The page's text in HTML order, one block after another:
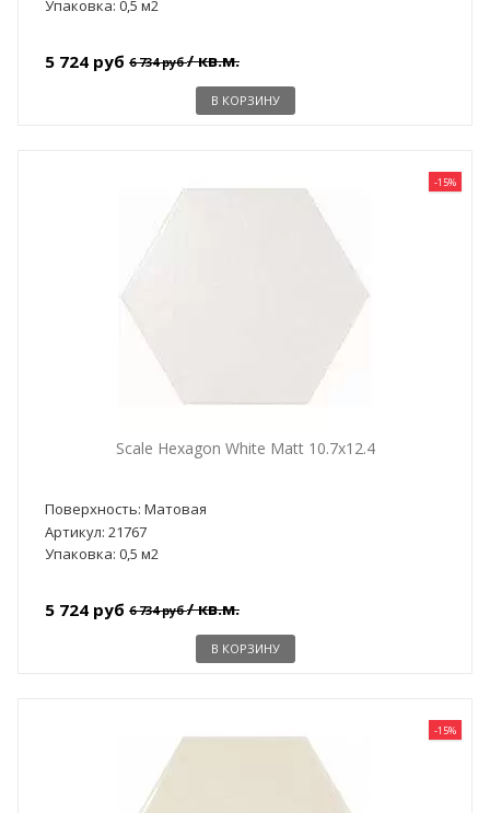
Упаковка: 0,5 м2
5 724 руб 6 734 руб/ кв.м.
В КОРЗИНУ
-15%
Scale Hexagon White Matt 10.7x12.4
Поверхность: Матовая
Артикул: 21767
Упаковка: 0,5 м2
5 724 руб 6 734 руб/ кв.м.
В КОРЗИНУ
-15%